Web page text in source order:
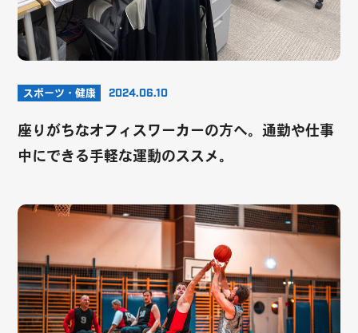
スポーツ・健康 2024.06.10
座りがちなオフィスワーカーの方へ。通勤や仕事
中にできる手軽な運動のススメ。